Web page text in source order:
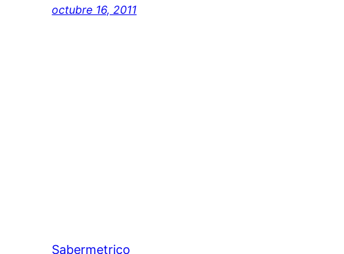
octubre 16, 2011
Sabermetrico